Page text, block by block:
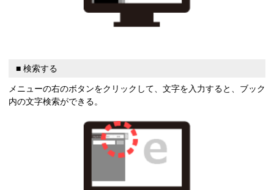
■ 検索する
メニューの右のボタンをクリックして、文字を入力すると、ブック
内の文字検索ができる。